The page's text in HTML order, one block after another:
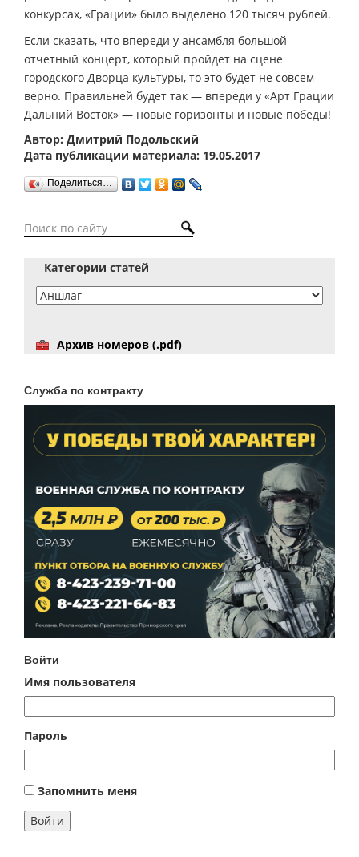
конкурсах, «Грации» было выделено 120 тысяч рублей.
Если сказать, что впереди у ансамбля большой
отчетный концерт, который пройдет на сцене
городского Дворца культуры, то это будет не совсем
верно. Правильней будет так — впереди у «Арт Грации
Дальний Восток» — новые горизонты и новые победы!
Автор: Дмитрий Подольский
Дата публикации материала: 19.05.2017
Поделиться…
Категории статей
Архив номеров (.pdf)
Служба по контракту
Войти
Имя пользователя
Пароль
Запомнить меня
Войти